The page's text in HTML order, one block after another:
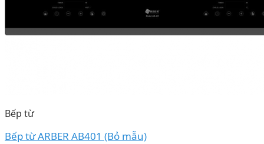
Bếp từ
Bếp từ ARBER AB401 (Bỏ mẫu)